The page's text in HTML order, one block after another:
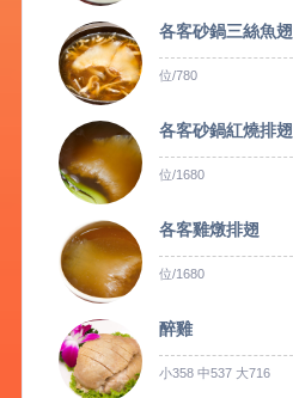
各客砂鍋三絲魚翅
位/780
各客砂鍋紅燒排翅
位/1680
各客雞燉排翅
位/1680
醉雞
小358 中537 大716